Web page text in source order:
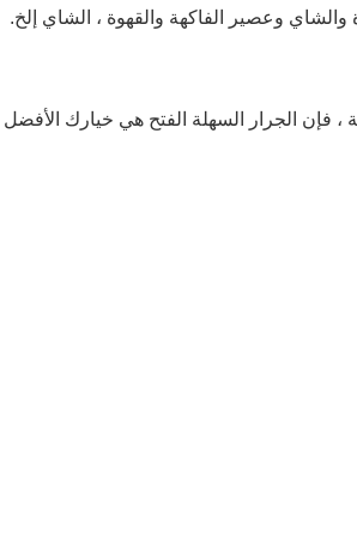
، فإن الجرار السهلة الفتح هي خيارك الأفضل